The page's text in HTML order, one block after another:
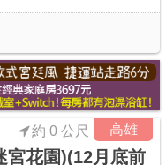
高雄
宮花園)(12月底前
約 0 公尺